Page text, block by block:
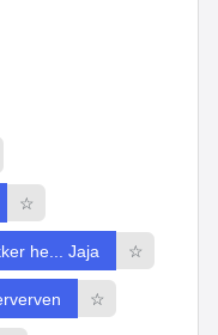
☆
he... Jaja ☆
☆